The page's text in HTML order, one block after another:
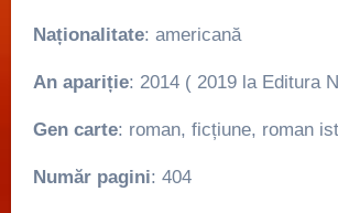
Naționalitate: americană
An apariție: 2014 ( 2019 la Editura
Gen carte: roman, ficțiune, roman
Număr pagini: 404